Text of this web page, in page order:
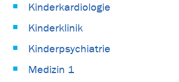
Kinderkardiologie
Kinderklinik
Kinderpsychiatrie
Medizin 1